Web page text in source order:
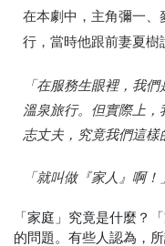
在本劇中，主角彌一、
行，當時他跟前妻夏樹
「在服務生眼裡，我
溫泉旅行。但實際上
志丈夫，究竟我們這樣
「就叫做『家人』啊！
「家庭」究竟是什麼？
的問題。有些人認為，